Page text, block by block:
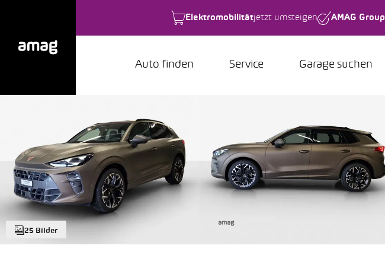
Elektromobilitätjetzt umsteigen AMAG Group
Auto finden Service Garage suchen
25 Bilder